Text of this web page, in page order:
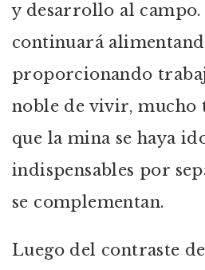
y desarrollo al campo.
continuará
proporcionando
noble de vivir, mucho
que la mina se haya
indispensables por
se complementan.
Luego del contraste